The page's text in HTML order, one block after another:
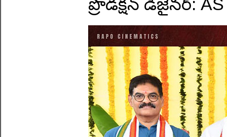
ప్రొడక్షన్ డిజైనర్: